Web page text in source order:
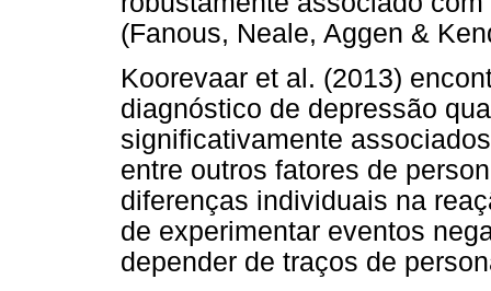
(Fanous, Neale, Aggen &
Koorevaar et al. (2013)
diagnóstico de depressão
significativamente
entre outros fatores de
diferenças individuais na
de experimentar eventos
depender de traços de